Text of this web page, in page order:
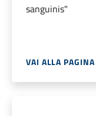
sanguinis"
VAI ALLA PAGINA